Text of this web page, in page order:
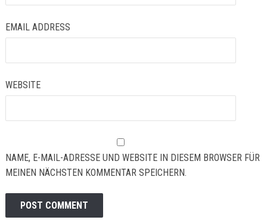
EMAIL ADDRESS
WEBSITE
NAME, E-MAIL-ADRESSE UND WEBSITE IN DIESEM BROWSER FÜR
MEINEN NÄCHSTEN KOMMENTAR SPEICHERN.